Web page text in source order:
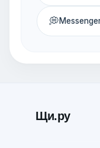
💭
Щи.ру